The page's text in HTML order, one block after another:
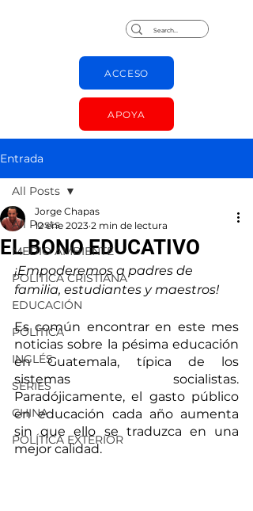
ACCESO
APOYA
Entrada
All Posts
MEDIO AMBIENTE
POLÍTICA CRISTIANA
EDUCACIÓN
POLÍTICA
INGLÉS
SERIES
CHINA
POLÍTICA EXTERIOR
All Posts
EL BONO EDUCATIVO
Jorge Chapas
12 ene 2023 2 min de lectura
¡Empoderemos a padres de
familia, estudiantes y maestros!
Es común encontrar en este mes
noticias sobre la pésima educación
en Guatemala, típica de los
sistemas socialistas.
Paradójicamente, el gasto público
en educación cada año aumenta
sin que ello se traduzca en una
mejor calidad.